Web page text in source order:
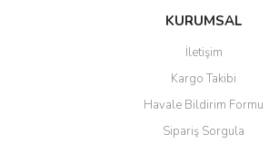
Bu ürüne ilk yorumu siz
Ürün resmi kalitesiz, bozuk veya
Ürün açıklamasında eksik bilgiler
Ürün bilgilerinde hatalar bulunuyor.
KURUMSAL
İletişim
Kargo Takibi
Havale Bildirim Formu
Sipariş Sorgula